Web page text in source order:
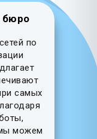
бюро
по
самых
можем